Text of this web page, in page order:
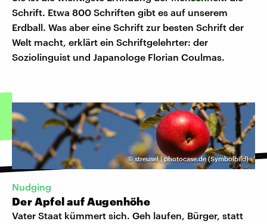
Schrift. Etwa 800 Schriften gibt es auf unserem
Erdball. Was aber eine Schrift zur besten Schrift der
Welt macht, erklärt ein Schriftgelehrter: der
Soziolinguist und Japanologe Florian Coulmas.
©streusel | photocase.de (Symbolbild)
Nudging
Der Apfel auf Augenhöhe
Vater Staat kümmert sich. Geh laufen, Bürger, statt